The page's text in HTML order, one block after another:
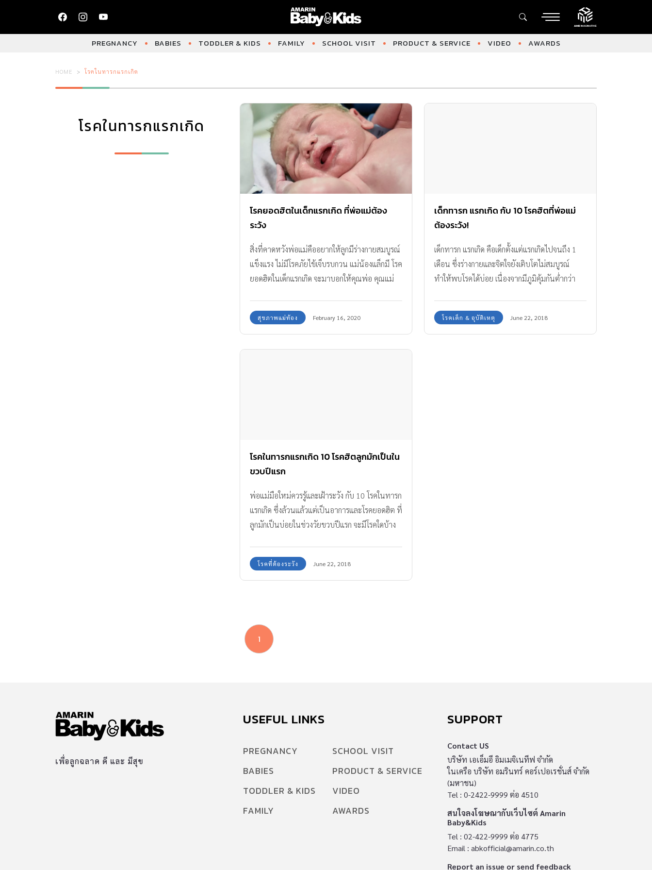
PREGNANCY BABIES TODDLER & KIDS FAMILY SCHOOL VISIT PRODUCT & SERVICE VIDEO AWARDS
HOME โรคในทารกแรกเกิด
โรคในทารกแรกเกิด
โรคยอดฮิตในเด็กแรกเกิด ที่พ่อแม่ต้อง
ระวัง
สิ่งที่คาดหวังพ่อแม่คืออยากให้ลูกมีร่างกายสมบูรณ์
แข็งแรง ไม่มีโรคภัยไข้เจ็บรบกวน แม่น้องแล็กมี โรค
ยอดฮิตในเด็กแรกเกิด จะมาบอกให้คุณพ่อ คุณแม่
สุขภาพแม่ท้อง February 16, 2020
เด็กทารก แรกเกิด กับ 10 โรคฮิตที่พ่อแม่
ต้องระวัง!
เด็กทารก แรกเกิด คือเด็กตั้งแต่แรกเกิดไปจนถึง 1
เดือน ซึ่งร่างกายและจิตใจยังเติบโตไม่สมบูรณ์
ทำให้พบโรคได้บ่อย เนื่องจากมีภูมิคุ้มกันต่ำกว่า
โรคเด็ก & อุบัติเหตุ June 22, 2018
โรคในทารกแรกเกิด 10 โรคฮิตลูกมักเป็นใน
ขวบปีแรก
พ่อแม่มือใหม่ควรรู้และเฝ้าระวัง กับ 10 โรคในทารก
แรกเกิด ซึ่งล้วนแล้วแต่เป็นอาการและโรคยอดฮิต ที่
ลูกมักเป็นบ่อยในช่วงวัยขวบปีแรก จะมีโรคใดบ้าง
โรคที่ต้องระวัง June 22, 2018
1
เพื่อลูกฉลาด ดี และ มีสุข
USEFUL LINKS
PREGNANCY
BABIES
TODDLER & KIDS
FAMILY
SCHOOL VISIT
PRODUCT & SERVICE
VIDEO
AWARDS
SUPPORT
Contact US
บริษัท เอเอ็มอี อิมเมจิเนทีฟ จำกัด
ในเครือ บริษัท อมรินทร์ คอร์เปอเรชั่นส์ จำกัด
(มหาชน)
Tel : 0-2422-9999 ต่อ 4510
สนใจลงโฆษณากับเว็บไซต์ Amarin
Baby&Kids
Tel : 02-422-9999 ต่อ 4775
Email : abkofficial@amarin.co.th
Report an issue or send feedback